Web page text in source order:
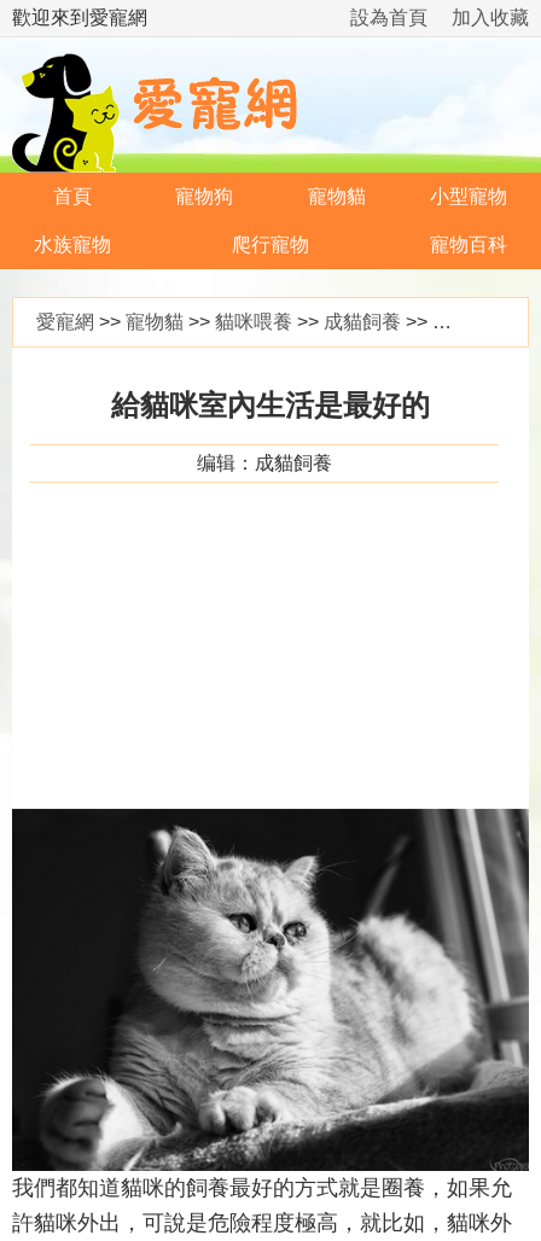
歡迎來到愛寵網 加入收藏
設為首頁
首頁 寵物狗 寵物貓 小型寵物
水族寵物 爬行寵物 寵物百科
愛寵網 >> 寵物貓 >> 貓咪喂養 >> 成貓飼養 >> 給貓咪室內生活是最好的
給貓咪室內生活是最好的
编辑：成貓飼養
我們都知道貓咪的飼養最好的方式就是圈養，如果允
許貓咪外出，可說是危險程度極高，就比如，貓咪外